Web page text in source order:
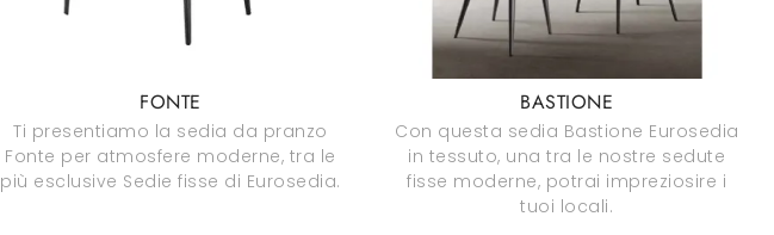
FONTE
Ti presentiamo la sedia da pranzo
Fonte per atmosfere moderne, tra le
più esclusive Sedie fisse di Eurosedia.
BASTIONE
Con questa sedia Bastione Eurosedia
in tessuto, una tra le nostre sedute
fisse moderne, potrai impreziosire i
tuoi locali.